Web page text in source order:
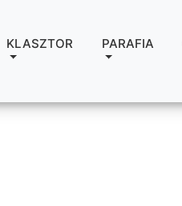
KLASZTOR PARAFIA